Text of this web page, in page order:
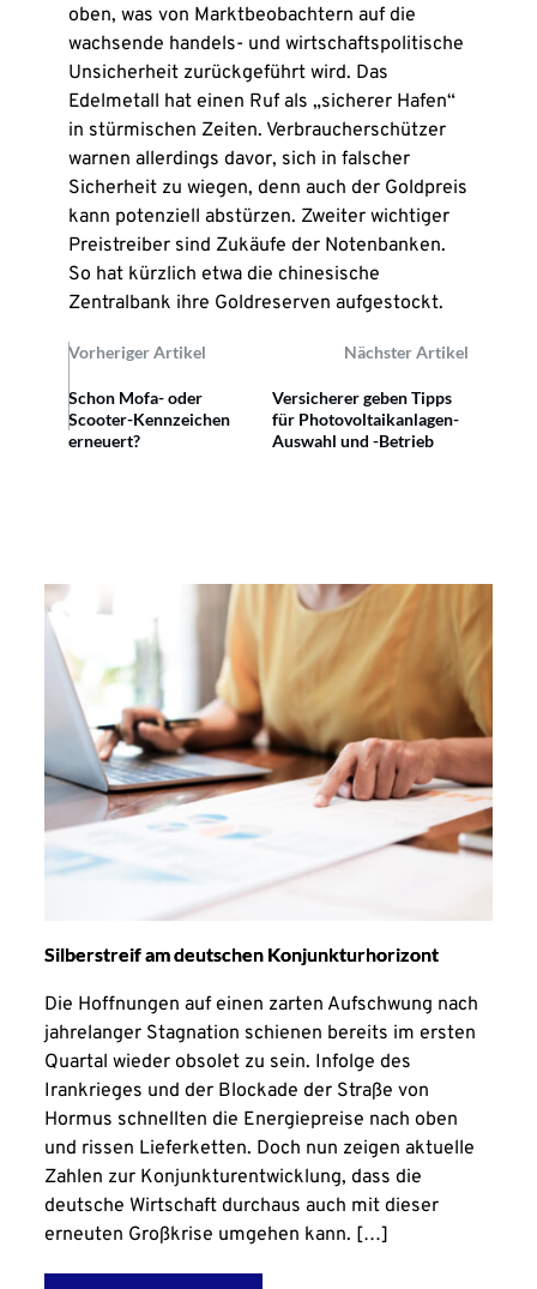
oben, was von Marktbeobachtern auf die
wachsende handels- und wirtschaftspolitische
Unsicherheit zurückgeführt wird. Das
Edelmetall hat einen Ruf als „sicherer Hafen“
in stürmischen Zeiten. Verbraucherschützer
warnen allerdings davor, sich in falscher
Sicherheit zu wiegen, denn auch der Goldpreis
kann potenziell abstürzen. Zweiter wichtiger
Preistreiber sind Zukäufe der Notenbanken.
So hat kürzlich etwa die chinesische
Zentralbank ihre Goldreserven aufgestockt.
Vorheriger Artikel Nächster Artikel
Schon Mofa- oder
Scooter-Kennzeichen
erneuert?
Versicherer geben Tipps
für Photovoltaikanlagen-
Auswahl und -Betrieb
Silberstreif am deutschen Konjunkturhorizont
Die Hoffnungen auf einen zarten Aufschwung nach
jahrelanger Stagnation schienen bereits im ersten
Quartal wieder obsolet zu sein. Infolge des
Irankrieges und der Blockade der Straße von
Hormus schnellten die Energiepreise nach oben
und rissen Lieferketten. Doch nun zeigen aktuelle
Zahlen zur Konjunkturentwicklung, dass die
deutsche Wirtschaft durchaus auch mit dieser
erneuten Großkrise umgehen kann. […]